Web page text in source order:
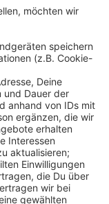
in Lowick an
dort ab und
sie dort